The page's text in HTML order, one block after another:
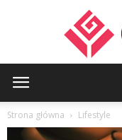
Strona główna Lifestyle